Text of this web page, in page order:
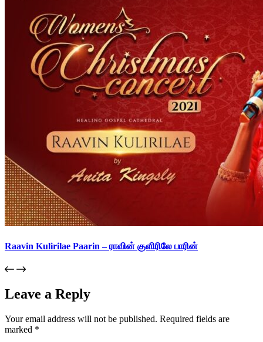
Raavin Kulirilae Paarin – ராவின் குளிரிலே பாரின்
Leave a Reply
Your email address will not be published. Required fields are
marked *